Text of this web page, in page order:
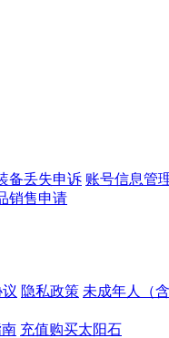
备丢失申诉 账号信息管
销售申请
隐私政策 未成年人（
充值购买太阳石